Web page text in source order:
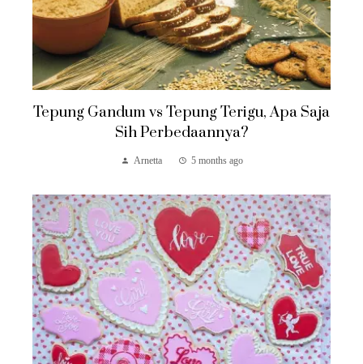
Tepung Gandum vs Tepung Terigu, Apa Saja
Sih Perbedaannya?
Arnetta 5 months ago